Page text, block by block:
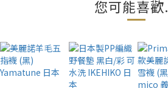
您可能喜